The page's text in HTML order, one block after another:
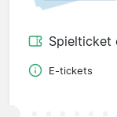
Spielticket
E-tickets